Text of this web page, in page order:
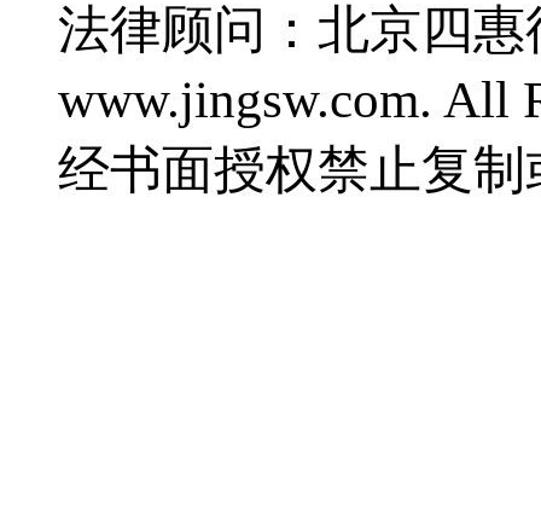
法律顾问：北京四
www.jingsw.com. All
经书面授权禁止复